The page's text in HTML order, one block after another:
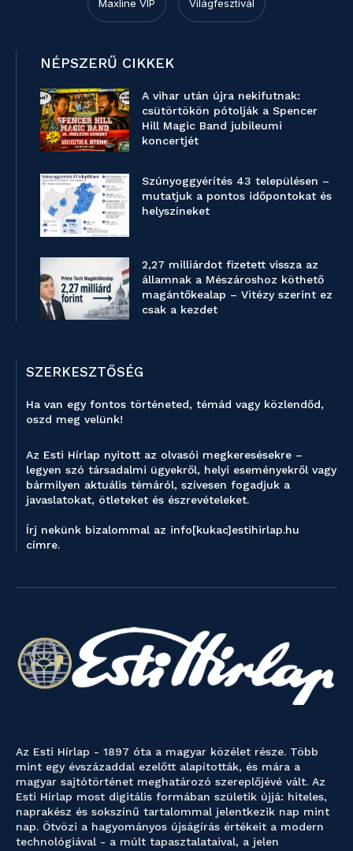
Maxline VIP Világfesztivál
NÉPSZERŰ CIKKEK
A vihar után újra nekifutnak:
csütörtökön pótolják a Spencer
Hill Magic Band jubileumi
koncertjét
Szúnyoggyérítés 43 településen –
mutatjuk a pontos időpontokat és
helyszíneket
2,27 milliárdot fizetett vissza az
államnak a Mészároshoz köthető
magántőkealap – Vitézy szerint ez
csak a kezdet
SZERKESZTŐSÉG
Ha van egy fontos történeted, témád vagy közlendőd,
oszd meg velünk!
Az Esti Hírlap nyitott az olvasói megkeresésekre –
legyen szó társadalmi ügyekről, helyi eseményekről vagy
bármilyen aktuális témáról, szívesen fogadjuk a
javaslatokat, ötleteket és észrevételeket.
Írj nekünk bizalommal az info[kukac]estihirlap.hu
címre.
Az Esti Hírlap - 1897 óta a magyar közélet része. Több
mint egy évszázaddal ezelőtt alapították, és mára a
magyar sajtótörténet meghatározó szereplőjévé vált. Az
Esti Hírlap most digitális formában születik újjá: hiteles,
naprakész és sokszínű tartalommal jelentkezik nap mint
nap. Ötvözi a hagyományos újságírás értékeit a modern
technológiával - a múlt tapasztalataival, a jelen